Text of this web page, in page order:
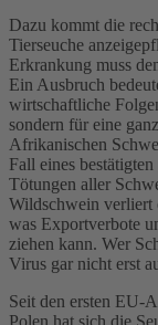
Dazu kommt die
Tierseuche
Erkrankung muss
Ein Ausbruch
wirtschaftliche
sondern für eine
Afrikanischen
Fall eines bestätigten
Tötungen aller
Wildschwein verliert
was Exportverbote
ziehen kann. Wer
Virus gar nicht erst
Seit den ersten EU-
Polen hat sich die